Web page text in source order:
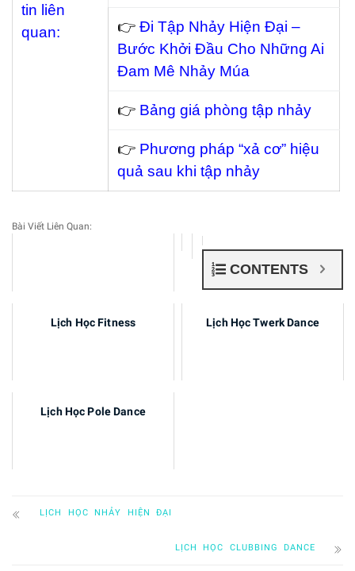
tin liên
quan:
👉 Đi Tập Nhảy Hiện Đại –
Bước Khởi Đầu Cho Những Ai
Đam Mê Nhảy Múa
👉 Bảng giá phòng tập nhảy
👉 Phương pháp “xả cơ” hiệu
quả sau khi tập nhảy
Bài Viết Liên Quan:
CONTENTS
Lịch Học Fitness
Lịch Học Twerk Dance
Lịch Học Pole Dance
LỊCH HỌC NHẢY HIỆN ĐẠI
LỊCH HỌC CLUBBING DANCE